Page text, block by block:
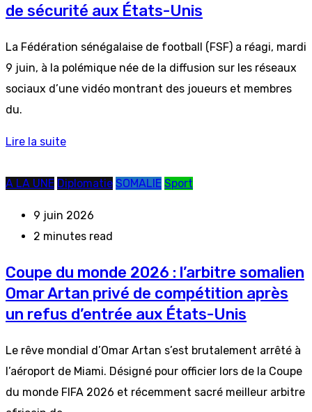
de sécurité aux États-Unis
La Fédération sénégalaise de football (FSF) a réagi, mardi
9 juin, à la polémique née de la diffusion sur les réseaux
sociaux d’une vidéo montrant des joueurs et membres
du.
Lire la suite
A LA UNE Diplomatie SOMALIE Sport
9 juin 2026
2 minutes read
Coupe du monde 2026 : l’arbitre somalien
Omar Artan privé de compétition après
un refus d’entrée aux États-Unis
Le rêve mondial d’Omar Artan s’est brutalement arrêté à
l’aéroport de Miami. Désigné pour officier lors de la Coupe
du monde FIFA 2026 et récemment sacré meilleur arbitre